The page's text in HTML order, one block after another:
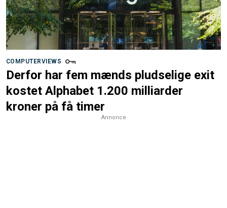
COMPUTERVIEWS
Derfor har fem mænds pludselige exit
kostet Alphabet 1.200 milliarder
kroner på få timer
Annonce